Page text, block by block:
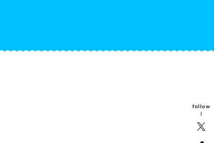
follow